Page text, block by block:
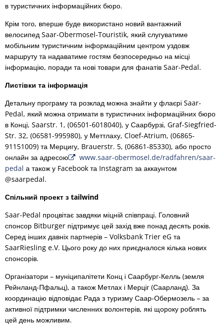
в туристичних інформаційних бюро.
Крім того, вперше буде використано новий вантажний
велосипед Saar-Obermosel-Touristik, який слугуватиме
мобільним туристичним інформаційним центром уздовж
маршруту та надаватиме гостям безпосередньо на місці
інформацію, поради та нові товари для фанатів Saar-Pedal.
Листівки та інформація
Детальну програму та розклад можна знайти у флаєрі Saar-
Pedal, який можна отримати в туристичних інформаційних бюро
в Конці, Saarstr. 1, (06501-6018040), у Саарбурзі, Graf-Siegfried-
Str. 32, (06581-995980), у Меттлаху, Cloef-Atrium, (06865-
91151009) та Мерцигу, Brauerstr. 5, (06861-85330), або просто
онлайн за адресою
www.saar-obermosel.de/radfahren/saar-
pedal а також у Facebook та Instagram за аккаунтом
@saarpedal.
Спільний проект з tailwind
Saar-Pedal процвітає завдяки міцній співпраці. Головний
спонсор Bitburger підтримує цей захід вже понад десять років.
Серед інших давніх партнерів – Volksbank Trier eG та
SaarRiesling e.V. Цього року до них приєдналося кілька нових
спонсорів.
Організатори – муніципалітети Конц і Саарбург-Келль (земля
Рейнланд-Пфальц), а також Метлах і Мерціг (Саарланд). За
координацію відповідає Рада з туризму Саар-Обермозель – за
активної підтримки численних волонтерів, які щороку роблять
цей день можливим.